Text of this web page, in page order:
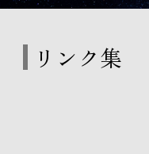
リンク集